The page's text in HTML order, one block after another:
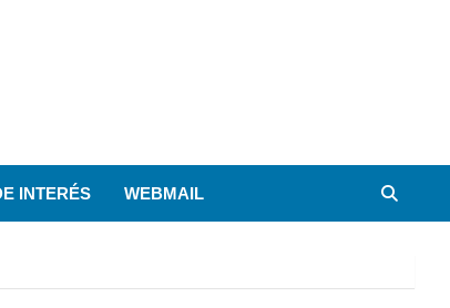
INTERÉS WEBMAIL